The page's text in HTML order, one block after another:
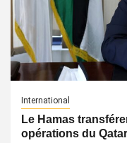
International
Le Hamas
opérations du